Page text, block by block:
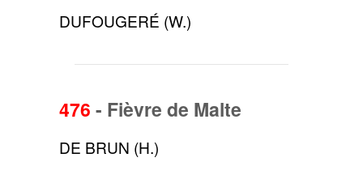
DUFOUGERÉ (W.)
476 - Fièvre de Malte
DE BRUN (H.)